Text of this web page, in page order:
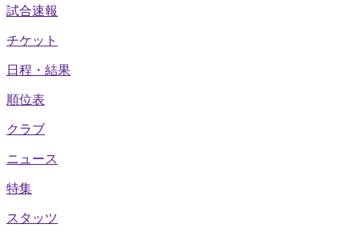
試合速報
チケット
日程・結果
順位表
クラブ
ニュース
特集
スタッツ